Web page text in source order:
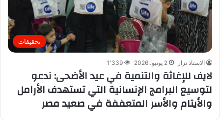
تحقيقات
الاستاذ نزار 2 يونيو، 2026 1٬339
لايف للإغاثة والتنمية في عيد الأضحى: ندعو
لتوسيع البرامج الإنسانية التي تستهدف الأرامل
والأيتام والأسر المتعففة في صعيد مصر